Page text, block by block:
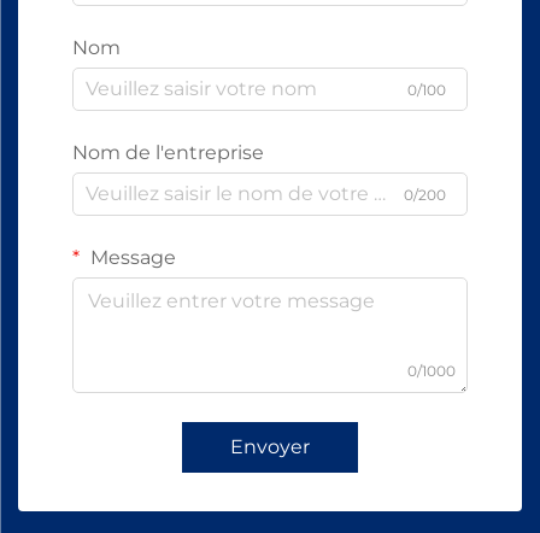
Nom
0/100
Nom de l'entreprise
0/200
Message
0/1000
Envoyer